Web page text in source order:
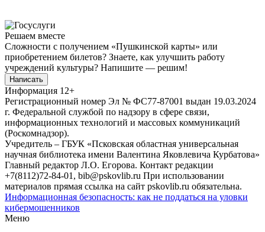
Решаем вместе
Сложности с получением «Пушкинской карты» или
приобретением билетов? Знаете, как улучшить работу
учреждений культуры? Напишите — решим!
Написать
Информация 12+
Регистрационный номер Эл № ФС77-87001 выдан 19.03.2024
г. Федеральной службой по надзору в сфере связи,
информационных технологий и массовых коммуникаций
(Роскомнадзор).
Учредитель – ГБУК «Псковская областная универсальная
научная библиотека имени Валентина Яковлевича Курбатова»
Главный редактор Л.О. Егорова. Контакт редакции
+7(8112)72-84-01, bib@pskovlib.ru При использовании
материалов прямая ссылка на сайт pskovlib.ru обязательна.
Информационная безопасность: как не поддаться на уловки
кибермошенников
Меню